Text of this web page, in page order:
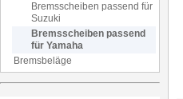
Bremsscheiben passend für
Suzuki
Bremsscheiben passend
für Yamaha
Bremsbeläge